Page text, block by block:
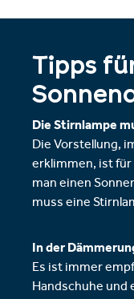
Tipps
Die Stirnlampe
Die Vorstellung,
erklimmen, ist für
man einen
muss eine
In der
Es ist immer
Handschuhe und